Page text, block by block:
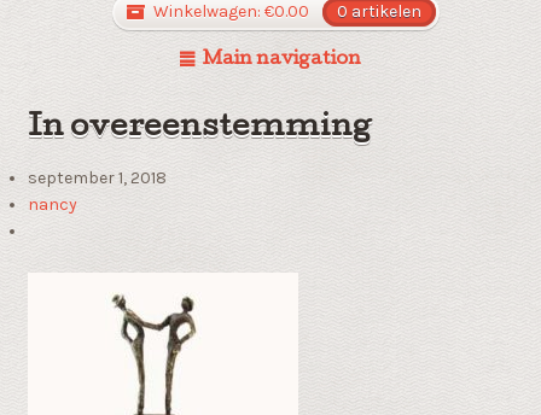
Winkelwagen: €0.00 0 artikelen
Main navigation
In overeenstemming
september 1, 2018
nancy